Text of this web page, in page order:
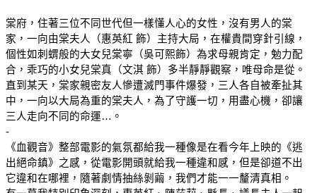
棠府，住著三位不同世代但一樣懂人心的女性，沒有男人的棠
家，一向由棠夫人（惠英紅 飾）主持大局，在權貴間穿針引線，
個性如刺蝟般的大女兒棠寧（吳可熙飾）為求母親肯定，勉力配
合，乖巧的小女兒棠真（文淇 飾）多半靜靜觀察，唯母命是從。
直到某天，棠家親密友人慘遭滅門事件爆發，三人各自被牽扯其
中，一向以大局為重的棠夫人，為了守護一切，用盡心機，卻讓
三人走向不同的命運…。
-
《血觀音》整部電影的氣氛都給我一種像是在看今年上映的《逃
出絕命鎮》之感，從電影開頭就給我一種違和感，但是卻道不出
它違和在哪裡，隨著劇情抽絲剝繭，我們才能一一釐清真相。